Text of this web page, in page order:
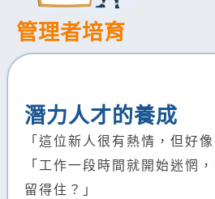
管理者培育
潛力人才的養成
「這位新人很有熱情，但好
「工作一段時間就開始迷惘
留得住？」